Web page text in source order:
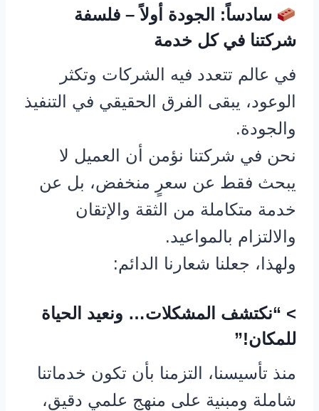
سادساً: الجودة أولاً – فلسفة
شركتنا في كل خدمة
في عالم تتعدد فيه الشركات وتكثر
الوعود، يبقى الفرق الحقيقي في التنفيذ
والجودة.
نحن في شركتنا نؤمن أن العميل لا
يبحث فقط عن سعرٍ منخفض، بل عن
خدمة متكاملة من الثقة والإتقان
والالتزام بالمواعيد.
ولهذا، جعلنا شعارنا الدائم:
> “نكتشف المشكلات… ونعيد الحياة
للمكان!”
منذ تأسيسنا، التزمنا بأن تكون خدماتنا
شاملة ومبنية على منهج علمي دقيق،